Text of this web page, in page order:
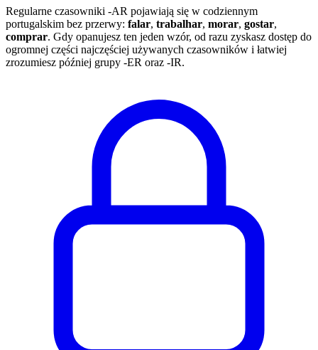
Regularne czasowniki -AR pojawiają się w codziennym
portugalskim bez przerwy: falar, trabalhar, morar, gostar,
comprar. Gdy opanujesz ten jeden wzór, od razu zyskasz dostęp do
ogromnej części najczęściej używanych czasowników i łatwiej
zrozumiesz później grupy -ER oraz -IR.